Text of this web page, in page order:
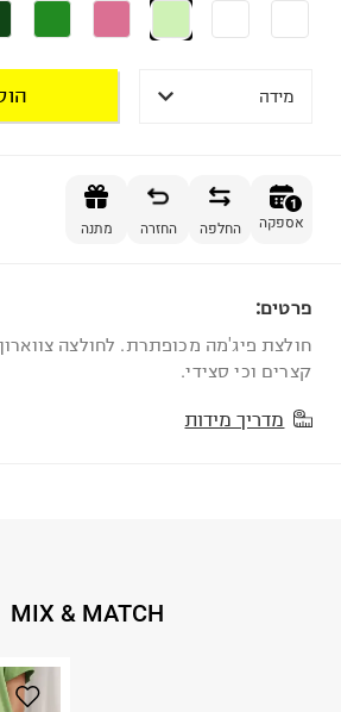
מידה
1
אספקה החלפה החזרה מתנה
פרטים:
חולצת פיג'מה מכופתרת. לחולצה
קצרים וכי סצידי.
מדריך מידות
MIX & MATCH